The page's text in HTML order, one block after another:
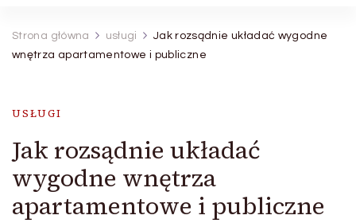
Strona główna usługi
Jak rozsądnie układać wygodne
wnętrza apartamentowe i publiczne
USŁUGI
Jak rozsądnie układać
wygodne wnętrza
apartamentowe i publiczne